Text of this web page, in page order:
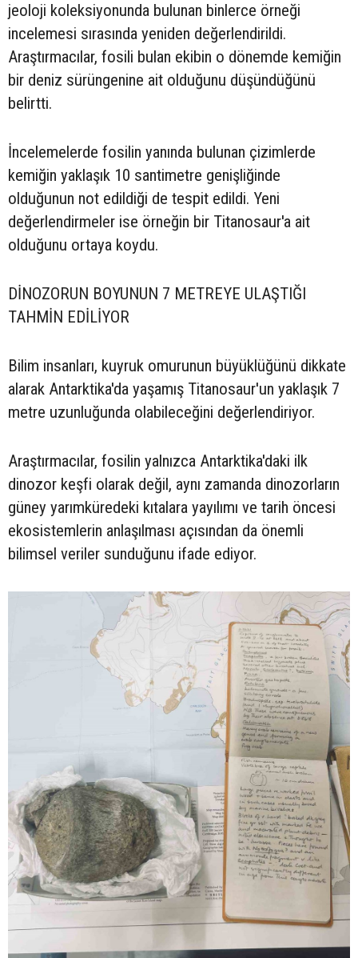
jeoloji koleksiyonunda bulunan binlerce örneği
incelemesi sırasında yeniden değerlendirildi.
Araştırmacılar, fosili bulan ekibin o dönemde kemiğin
bir deniz sürüngenine ait olduğunu düşündüğünü
belirtti.
İncelemelerde fosilin yanında bulunan çizimlerde
kemiğin yaklaşık 10 santimetre genişliğinde
olduğunun not edildiği de tespit edildi. Yeni
değerlendirmeler ise örneğin bir Titanosaur'a ait
olduğunu ortaya koydu.
DİNOZORUN BOYUNUN 7 METREYE ULAŞTIĞI
TAHMİN EDİLİYOR
Bilim insanları, kuyruk omurunun büyüklüğünü dikkate
alarak Antarktika'da yaşamış Titanosaur'un yaklaşık 7
metre uzunluğunda olabileceğini değerlendiriyor.
Araştırmacılar, fosilin yalnızca Antarktika'daki ilk
dinozor keşfi olarak değil, aynı zamanda dinozorların
güney yarımküredeki kıtalara yayılımı ve tarih öncesi
ekosistemlerin anlaşılması açısından da önemli
bilimsel veriler sunduğunu ifade ediyor.